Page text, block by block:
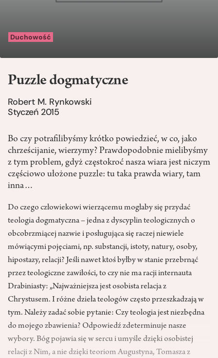
Duchowość
Puzzle dogmatyczne
Robert M. Rynkowski
Styczeń 2015
Bo czy potrafilibyśmy krótko powiedzieć, w co, jako
chrześcijanie, wierzymy? Prawdopodobnie mielibyśmy
z tym problem, gdyż częstokroć nasza wiara jest niczym
częściowo ułożone puzzle: tu taka prawda wiary, tam
inna…
Do czego człowiekowi wierzącemu mogłaby się przydać
teologia dogmatyczna – jedna z dyscyplin teologicznych o
obcobrzmiącej nazwie i posługująca się raczej niewiele
mówiącymi pojęciami, np. substancji, istoty, natury, osoby,
hipostazy, relacji? Jeśli nawet ktoś byłby w stanie przebrnąć
przez teologiczne zawiłości, to czy nie ma racji internauta
Drabiniasty: „Najważniejsza jest osobista relacja z
Chrystusem. I różne dzieła teologów często przeszkadzają w
tym. Należy zadać sobie pytanie: Czy teologia jest niezbędna
do mojego zbawienia? Odpowiedź zdeterminuje nasze
wybory. Bóg pojawia się w sercu i umyśle dzięki osobistej
relacji z Nim, a nie dzięki teoriom Augustyna, Tomasza z